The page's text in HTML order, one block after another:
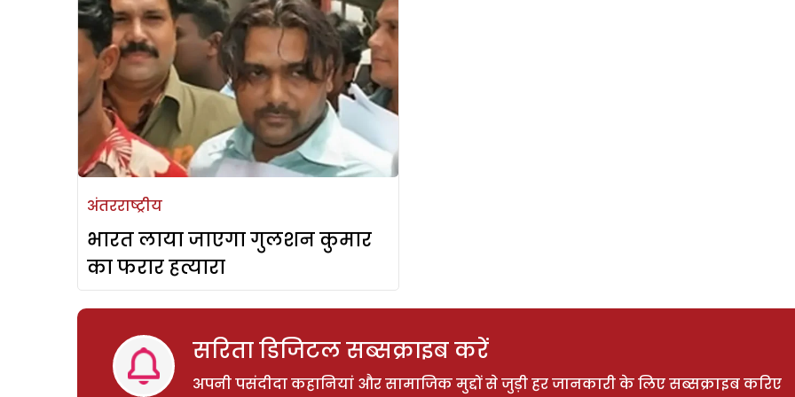
अंतरराष्ट्रीय
भारत लाया जाएगा गुलशन कुमार
का फरार हत्यारा
सरिता डिजिटल सब्सक्राइब करें
अपनी पसंदीदा कहानियां और सामाजिक मुद्दों से जुड़ी हर जानकारी के लिए सब्सक्राइब करिए